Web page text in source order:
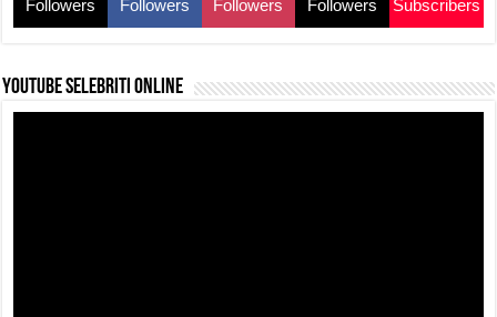
k
Followers Followers Followers Followers Subscribers
YouTube selebriti online